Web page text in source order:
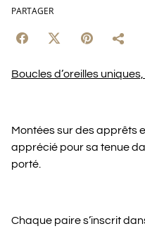
PARTAGER
Boucles d’oreilles
Montées sur des apprêts
apprécié pour sa tenue
porté.
Chaque paire s’inscrit